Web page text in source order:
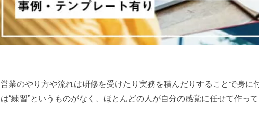
営業のやり方や流れは研修を受けたり実務を積んだりすることで身に
は“練習”というものがなく、ほとんどの人が自分の感覚に任せて作って